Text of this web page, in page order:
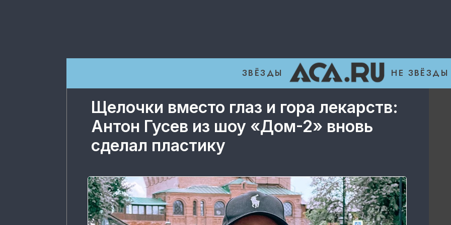
ЗВЁЗДЫ НЕ ЗВЁЗДЫ
Щелочки вместо глаз и гора лекарств:
Антон Гусев из шоу «Дом-2» вновь
сделал пластику